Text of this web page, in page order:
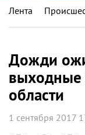
Лента
Дожди
выходные
области
1 сентября 2017